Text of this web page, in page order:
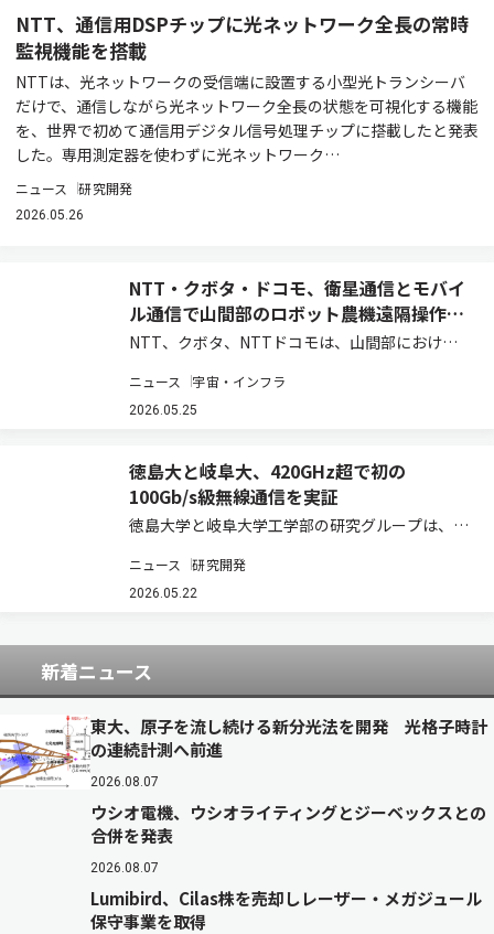
NTT、通信用DSPチップに光ネットワーク全長の常時
監視機能を搭載
NTTは、光ネットワークの受信端に設置する小型光トランシーバ
だけで、通信しながら光ネットワーク全長の状態を可視化する機能
を、世界で初めて通信用デジタル信号処理チップに搭載したと発表
した。専用測定器を使わずに光ネットワーク…
ニュース 研究開発
2026.05.26
NTT・クボタ・ドコモ、衛星通信とモバイ
ル通信で山間部のロボット農機遠隔操作を
実証
NTT、クボタ、NTTドコモは、山間部における
化と映像伝送の継続性を実現する共同実証実験を
実施し、モバイル通信と衛星通信を組み合わせた
ニュース 宇宙・インフラ
2026.05.25
徳島大と岐阜大、420GHz超で初の
100Gb/s級無線通信を実証
徳島大学と岐阜大学工学部の研究グループは、光
ツ波生成と多値変調技術を組み合わせたマイクロ
光コム駆動型テラヘルツ通信システムを開発した
ニュース 研究開発
2026.05.22
新着ニュース
東大、原子を流し続ける新分光法を開発 光格子時計
の連続計測へ前進
2026.08.07
ウシオ電機、ウシオライティングとジーベックスとの
合併を発表
2026.08.07
Lumibird、Cilas株を売却しレーザー・メガジュール
保守事業を取得